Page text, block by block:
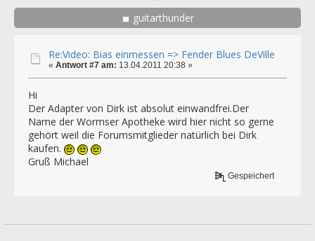
guitarthunder
Re:Video: Bias einmessen => Fender Blues DeVille
« Antwort #7 am: 13.04.2011 20:38 »
Hi
Der Adapter von Dirk ist absolut einwandfrei.Der
Name der Wormser Apotheke wird hier nicht so gerne
gehört weil die Forumsmitglieder natürlich bei Dirk
kaufen.
Gruß Michael
Gespeichert